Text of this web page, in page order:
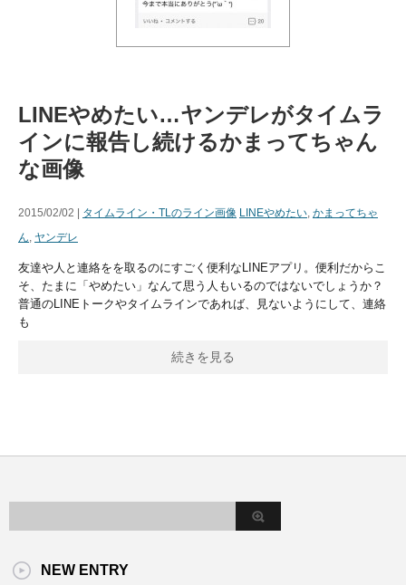
LINEやめたい…ヤンデレがタイムラ
インに報告し続けるかまってちゃん
な画像
2015/02/02 | タイムライン・TLのライン画像 LINEやめたい, かまってちゃ
ん, ヤンデレ
友達や人と連絡をを取るのにすごく便利なLINEアプリ。便利だからこ
そ、たまに「やめたい」なんて思う人もいるのではないでしょうか？
普通のLINEトークやタイムラインであれば、見ないようにして、連絡
も
続きを見る
NEW ENTRY